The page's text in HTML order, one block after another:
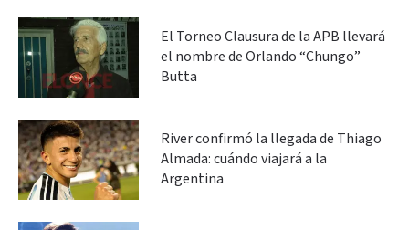
El Torneo Clausura de la APB llevará
el nombre de Orlando “Chungo”
Butta
River confirmó la llegada de Thiago
Almada: cuándo viajará a la
Argentina